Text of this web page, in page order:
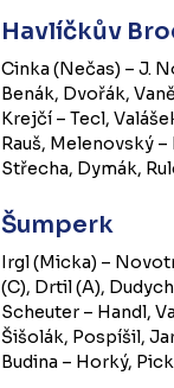
Havlíčkův
Cinka (Nečas) – J.
Benák, Dvořák,
Krejčí – Tecl,
Rauš, Melenovský
Střecha, Dymák,
Šumperk
Irgl (Micka) –
(C), Drtil (A),
Scheuter – Handl,
Šišolák, Pospíšil,
Budina – Horký,